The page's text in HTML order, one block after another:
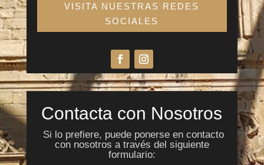
VISITA NUESTRAS REDES
SOCIALES
Contacta con Nosotros
Si lo prefiere, puede ponerse en contacto
con nosotros a través del siguiente
formulario: